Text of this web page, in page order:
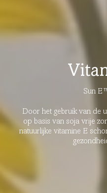
Sun
Door het gebruik van de
op basis van soja vrije
natuurlijke vitamine E